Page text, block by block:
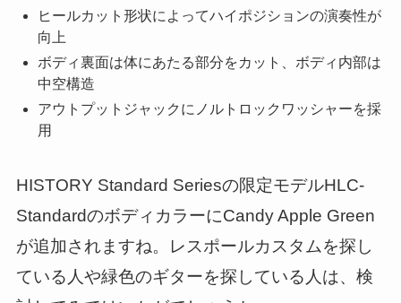
ヒールカット形状によってハイポジションの演奏性が
向上
ボディ裏面は体にあたる部分をカット、ボディ内部は
中空構造
アウトプットジャックにノルトロックワッシャーを採
用
HISTORY Standard Seriesの限定モデルHLC-
StandardのボディカラーにCandy Apple Green
が追加されますね。レスポールカスタムを探し
ている人や緑色のギターを探している人は、検